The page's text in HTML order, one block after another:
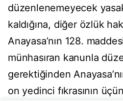
düzenlenemeyecek
kaldığına, diğer özlük
Anayasa’nın 128.
münhasıran kanunla
gerektiğinden
on yedinci fıkrasının